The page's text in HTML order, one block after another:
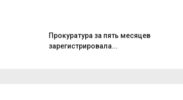
Прокуратура за пять месяцев
зарегистрировала...